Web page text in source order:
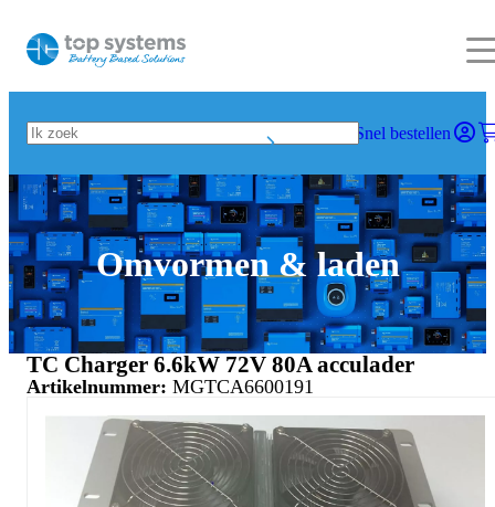
Snel bestellen
Omvormen & laden
TC Charger 6.6kW 72V 80A acculader
Artikelnummer: MGTCA6600191